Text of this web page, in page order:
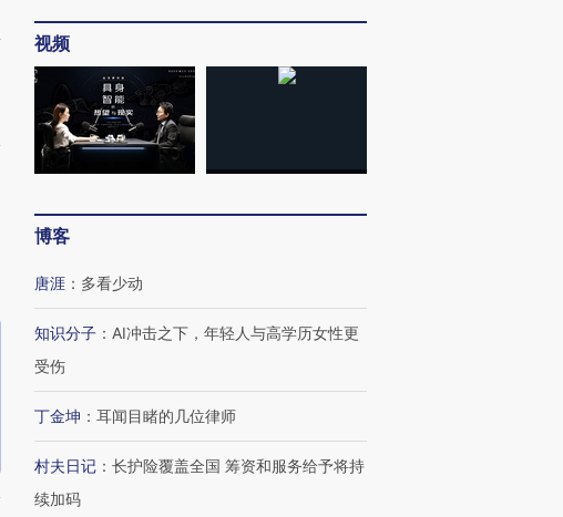
视频
博客
唐涯 ： 多看少动
知识分子 ： AI冲击之下，年轻人与高学历女性更
受伤
丁金坤 ： 耳闻目睹的几位律师
村夫日记 ： 长护险覆盖全国 筹资和服务给予将持
续加码